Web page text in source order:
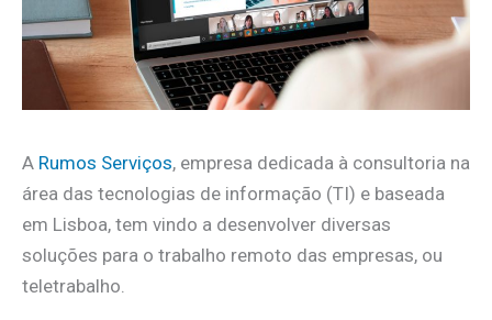
A Rumos Serviços, empresa dedicada à consultoria na
área das tecnologias de informação (TI) e baseada
em Lisboa, tem vindo a desenvolver diversas
soluções para o trabalho remoto das empresas, ou
teletrabalho.